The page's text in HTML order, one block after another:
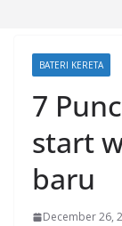
BATERI KERETA
7
start
baru
December 26,